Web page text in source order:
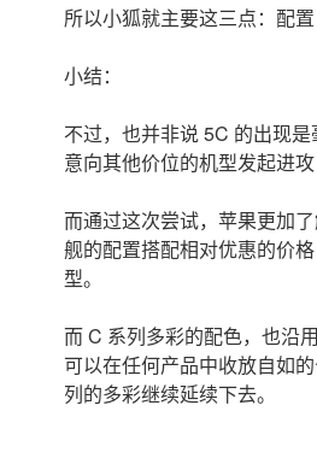
所以小狐就主要这三点：配
小结：
不过，也并非说 5C 的出现
意向其他价位的机型发起进攻
而通过这次尝试，苹果更加
舰的配置搭配相对优惠的价
型。
而 C 系列多彩的配色，也沿
可以在任何产品中收放自如
列的多彩继续延续下去。